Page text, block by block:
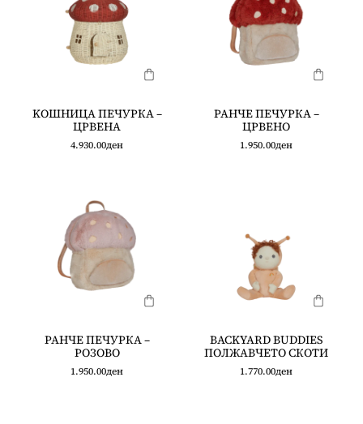
KOШНИЦА ПЕЧУРКА –
ЦРВЕНА
4.930.00ден
РАНЧЕ ПЕЧУРКА –
ЦРВЕНО
1.950.00ден
РАНЧЕ ПЕЧУРКА –
РОЗОВО
1.950.00ден
BACKYARD BUDDIES
ПОЛЖАВЧЕТО СКОТИ
1.770.00ден